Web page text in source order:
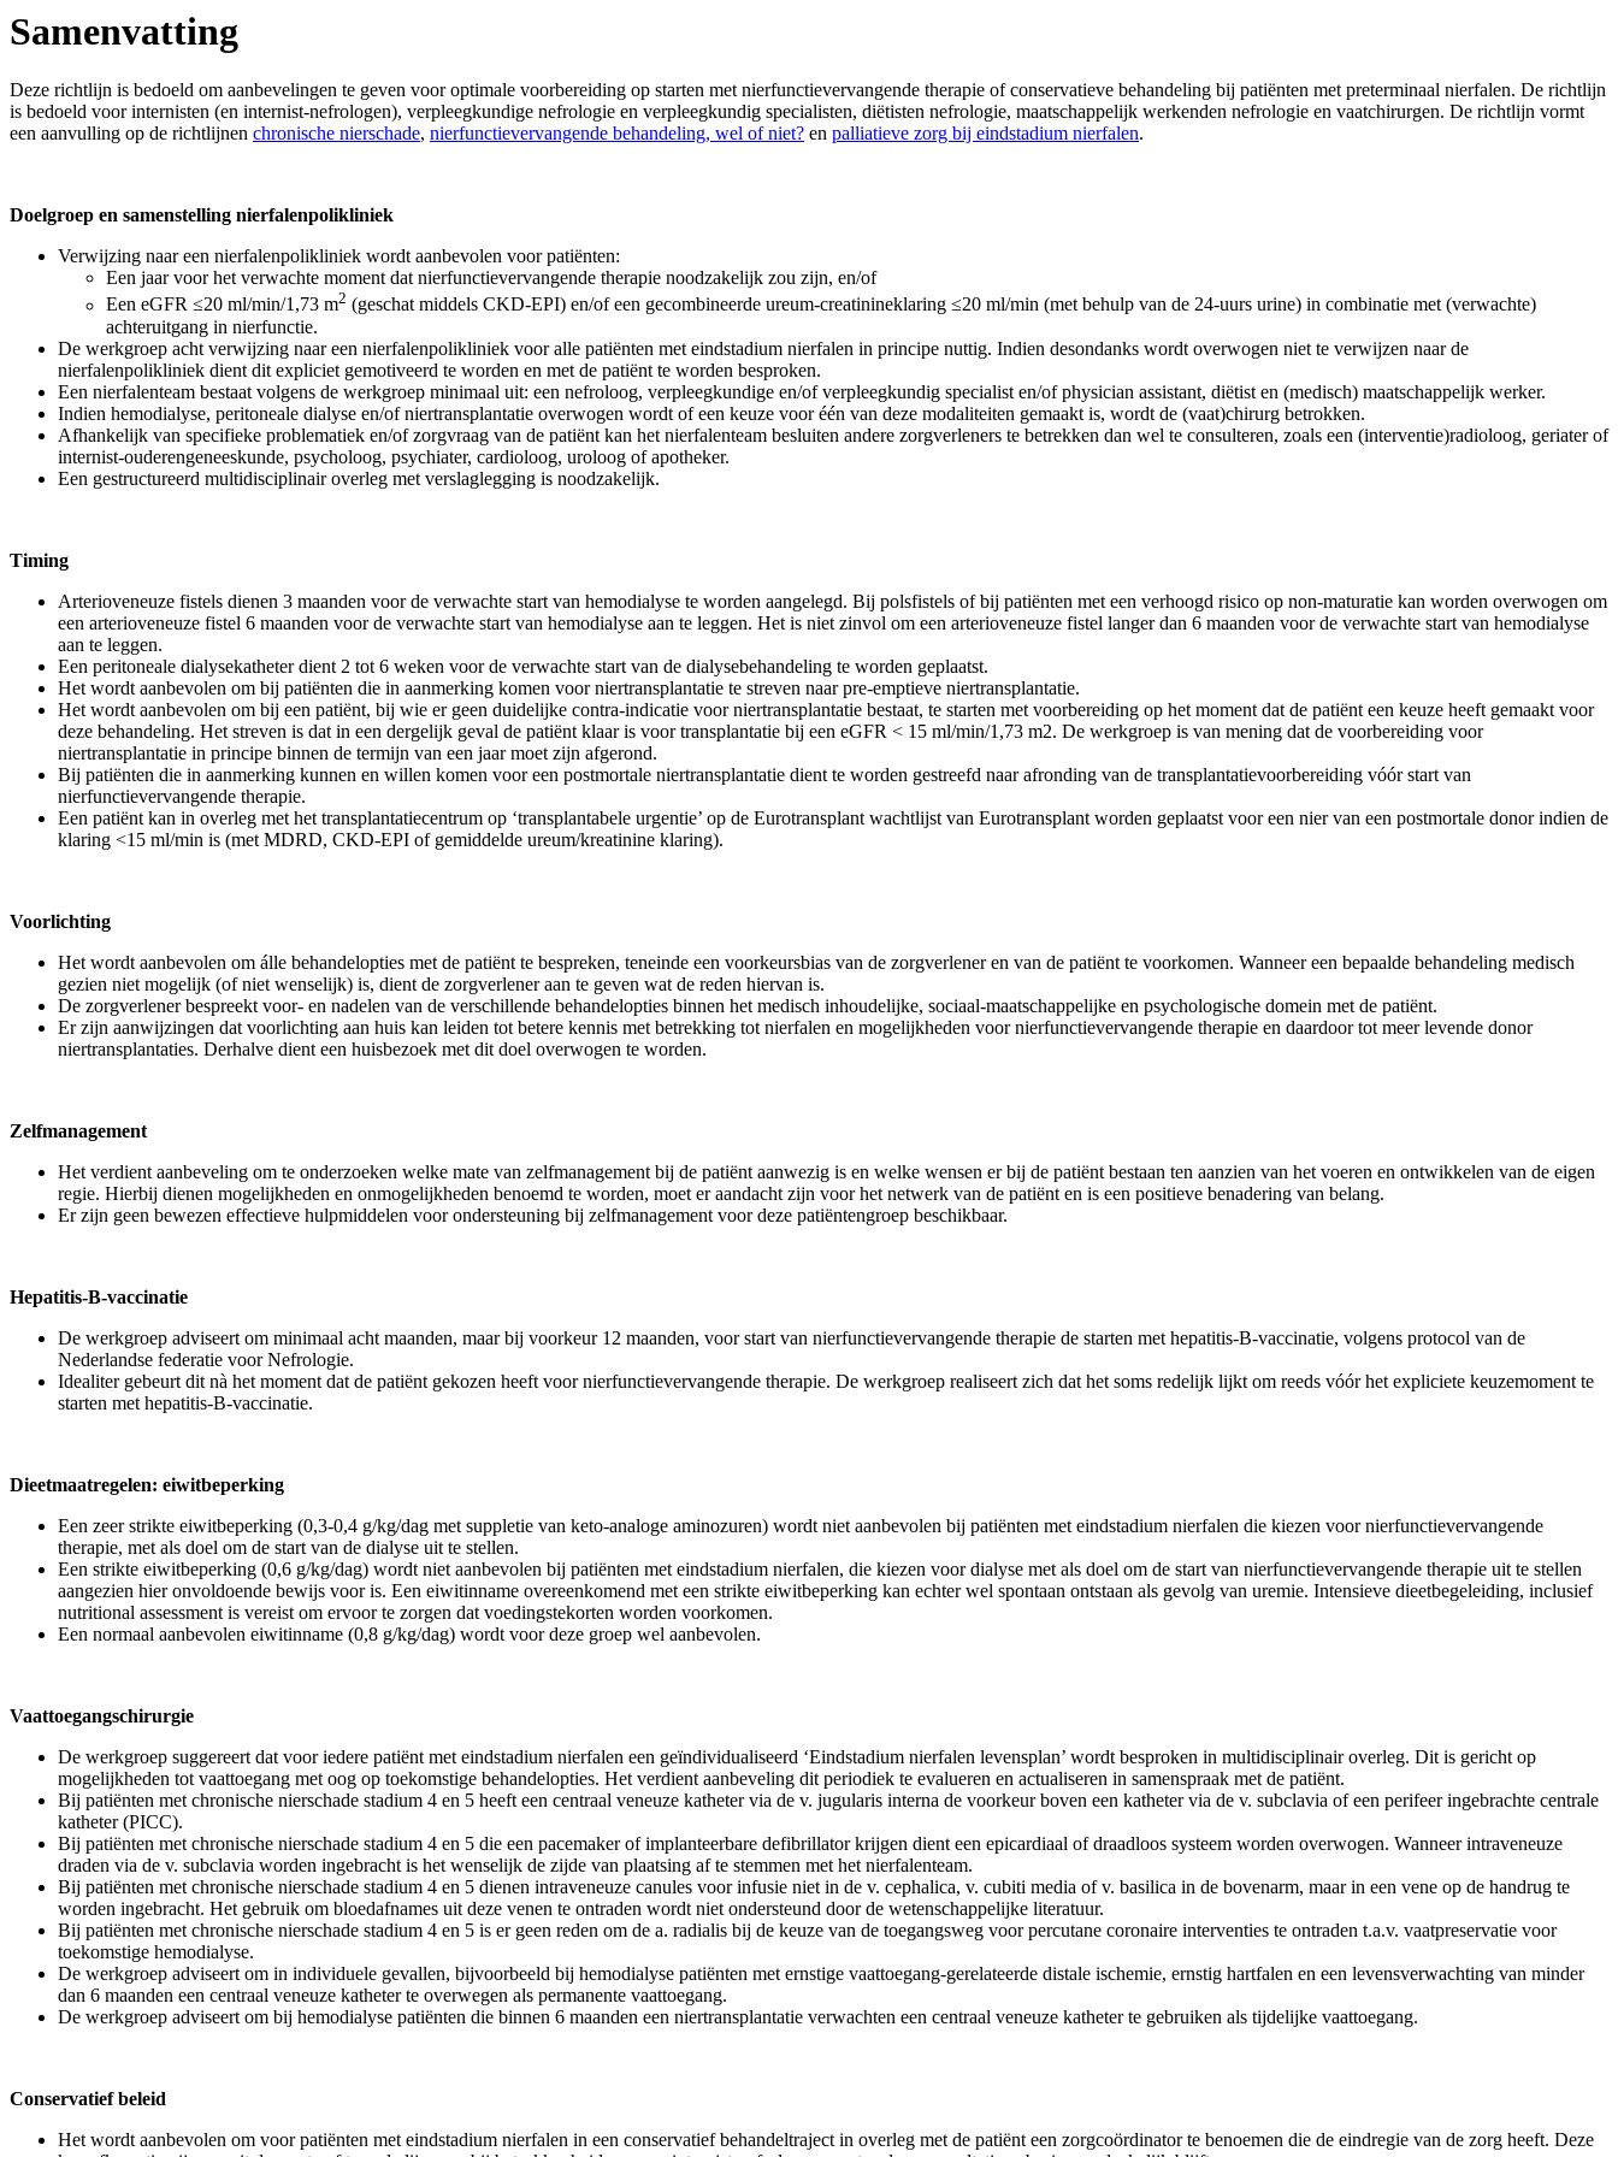
Samenvatting
Deze richtlijn is bedoeld om aanbevelingen te geven voor optimale voorbereiding op starten met nierfunctievervangende therapie of conservatieve behandeling bij patiënten met preterminaal nierfalen. De richtlijn
is bedoeld voor internisten (en internist-nefrologen), verpleegkundige nefrologie en verpleegkundig specialisten, diëtisten nefrologie, maatschappelijk werkenden nefrologie en vaatchirurgen. De richtlijn vormt
een aanvulling op de richtlijnen chronische nierschade, nierfunctievervangende behandeling, wel of niet? en palliatieve zorg bij eindstadium nierfalen.
Doelgroep en samenstelling nierfalenpolikliniek
Verwijzing naar een nierfalenpolikliniek wordt aanbevolen voor patiënten:
Een jaar voor het verwachte moment dat nierfunctievervangende therapie noodzakelijk zou zijn, en/of
Een eGFR ≤20 ml/min/1,73 m2 (geschat middels CKD-EPI) en/of een gecombineerde ureum-creatinineklaring ≤20 ml/min (met behulp van de 24-uurs urine) in combinatie met (verwachte)
achteruitgang in nierfunctie.
De werkgroep acht verwijzing naar een nierfalenpolikliniek voor alle patiënten met eindstadium nierfalen in principe nuttig. Indien desondanks wordt overwogen niet te verwijzen naar de
nierfalenpolikliniek dient dit expliciet gemotiveerd te worden en met de patiënt te worden besproken.
Een nierfalenteam bestaat volgens de werkgroep minimaal uit: een nefroloog, verpleegkundige en/of verpleegkundig specialist en/of physician assistant, diëtist en (medisch) maatschappelijk werker.
Indien hemodialyse, peritoneale dialyse en/of niertransplantatie overwogen wordt of een keuze voor één van deze modaliteiten gemaakt is, wordt de (vaat)chirurg betrokken.
Afhankelijk van specifieke problematiek en/of zorgvraag van de patiënt kan het nierfalenteam besluiten andere zorgverleners te betrekken dan wel te consulteren, zoals een (interventie)radioloog, geriater of
internist-ouderengeneeskunde, psycholoog, psychiater, cardioloog, uroloog of apotheker.
Een gestructureerd multidisciplinair overleg met verslaglegging is noodzakelijk.
Timing
Arterioveneuze fistels dienen 3 maanden voor de verwachte start van hemodialyse te worden aangelegd. Bij polsfistels of bij patiënten met een verhoogd risico op non-maturatie kan worden overwogen om
een arterioveneuze fistel 6 maanden voor de verwachte start van hemodialyse aan te leggen. Het is niet zinvol om een arterioveneuze fistel langer dan 6 maanden voor de verwachte start van hemodialyse
aan te leggen.
Een peritoneale dialysekatheter dient 2 tot 6 weken voor de verwachte start van de dialysebehandeling te worden geplaatst.
Het wordt aanbevolen om bij patiënten die in aanmerking komen voor niertransplantatie te streven naar pre-emptieve niertransplantatie.
Het wordt aanbevolen om bij een patiënt, bij wie er geen duidelijke contra-indicatie voor niertransplantatie bestaat, te starten met voorbereiding op het moment dat de patiënt een keuze heeft gemaakt voor
deze behandeling. Het streven is dat in een dergelijk geval de patiënt klaar is voor transplantatie bij een eGFR < 15 ml/min/1,73 m2. De werkgroep is van mening dat de voorbereiding voor
niertransplantatie in principe binnen de termijn van een jaar moet zijn afgerond.
Bij patiënten die in aanmerking kunnen en willen komen voor een postmortale niertransplantatie dient te worden gestreefd naar afronding van de transplantatievoorbereiding vóór start van
nierfunctievervangende therapie.
Een patiënt kan in overleg met het transplantatiecentrum op ‘transplantabele urgentie’ op de Eurotransplant wachtlijst van Eurotransplant worden geplaatst voor een nier van een postmortale donor indien de
klaring <15 ml/min is (met MDRD, CKD-EPI of gemiddelde ureum/kreatinine klaring).
Voorlichting
Het wordt aanbevolen om álle behandelopties met de patiënt te bespreken, teneinde een voorkeursbias van de zorgverlener en van de patiënt te voorkomen. Wanneer een bepaalde behandeling medisch
gezien niet mogelijk (of niet wenselijk) is, dient de zorgverlener aan te geven wat de reden hiervan is.
De zorgverlener bespreekt voor- en nadelen van de verschillende behandelopties binnen het medisch inhoudelijke, sociaal-maatschappelijke en psychologische domein met de patiënt.
Er zijn aanwijzingen dat voorlichting aan huis kan leiden tot betere kennis met betrekking tot nierfalen en mogelijkheden voor nierfunctievervangende therapie en daardoor tot meer levende donor
niertransplantaties. Derhalve dient een huisbezoek met dit doel overwogen te worden.
Zelfmanagement
Het verdient aanbeveling om te onderzoeken welke mate van zelfmanagement bij de patiënt aanwezig is en welke wensen er bij de patiënt bestaan ten aanzien van het voeren en ontwikkelen van de eigen
regie. Hierbij dienen mogelijkheden en onmogelijkheden benoemd te worden, moet er aandacht zijn voor het netwerk van de patiënt en is een positieve benadering van belang.
Er zijn geen bewezen effectieve hulpmiddelen voor ondersteuning bij zelfmanagement voor deze patiëntengroep beschikbaar.
Hepatitis-B-vaccinatie
De werkgroep adviseert om minimaal acht maanden, maar bij voorkeur 12 maanden, voor start van nierfunctievervangende therapie de starten met hepatitis-B-vaccinatie, volgens protocol van de
Nederlandse federatie voor Nefrologie.
Idealiter gebeurt dit nà het moment dat de patiënt gekozen heeft voor nierfunctievervangende therapie. De werkgroep realiseert zich dat het soms redelijk lijkt om reeds vóór het expliciete keuzemoment te
starten met hepatitis-B-vaccinatie.
Dieetmaatregelen: eiwitbeperking
Een zeer strikte eiwitbeperking (0,3-0,4 g/kg/dag met suppletie van keto-analoge aminozuren) wordt niet aanbevolen bij patiënten met eindstadium nierfalen die kiezen voor nierfunctievervangende
therapie, met als doel om de start van de dialyse uit te stellen.
Een strikte eiwitbeperking (0,6 g/kg/dag) wordt niet aanbevolen bij patiënten met eindstadium nierfalen, die kiezen voor dialyse met als doel om de start van nierfunctievervangende therapie uit te stellen
aangezien hier onvoldoende bewijs voor is. Een eiwitinname overeenkomend met een strikte eiwitbeperking kan echter wel spontaan ontstaan als gevolg van uremie. Intensieve dieetbegeleiding, inclusief
nutritional assessment is vereist om ervoor te zorgen dat voedingstekorten worden voorkomen.
Een normaal aanbevolen eiwitinname (0,8 g/kg/dag) wordt voor deze groep wel aanbevolen.
Vaattoegangschirurgie
De werkgroep suggereert dat voor iedere patiënt met eindstadium nierfalen een geïndividualiseerd ‘Eindstadium nierfalen levensplan’ wordt besproken in multidisciplinair overleg. Dit is gericht op
mogelijkheden tot vaattoegang met oog op toekomstige behandelopties. Het verdient aanbeveling dit periodiek te evalueren en actualiseren in samenspraak met de patiënt.
Bij patiënten met chronische nierschade stadium 4 en 5 heeft een centraal veneuze katheter via de v. jugularis interna de voorkeur boven een katheter via de v. subclavia of een perifeer ingebrachte centrale
katheter (PICC).
Bij patiënten met chronische nierschade stadium 4 en 5 die een pacemaker of implanteerbare defibrillator krijgen dient een epicardiaal of draadloos systeem worden overwogen. Wanneer intraveneuze
draden via de v. subclavia worden ingebracht is het wenselijk de zijde van plaatsing af te stemmen met het nierfalenteam.
Bij patiënten met chronische nierschade stadium 4 en 5 dienen intraveneuze canules voor infusie niet in de v. cephalica, v. cubiti media of v. basilica in de bovenarm, maar in een vene op de handrug te
worden ingebracht. Het gebruik om bloedafnames uit deze venen te ontraden wordt niet ondersteund door de wetenschappelijke literatuur.
Bij patiënten met chronische nierschade stadium 4 en 5 is er geen reden om de a. radialis bij de keuze van de toegangsweg voor percutane coronaire interventies te ontraden t.a.v. vaatpreservatie voor
toekomstige hemodialyse.
De werkgroep adviseert om in individuele gevallen, bijvoorbeeld bij hemodialyse patiënten met ernstige vaattoegang-gerelateerde distale ischemie, ernstig hartfalen en een levensverwachting van minder
dan 6 maanden een centraal veneuze katheter te overwegen als permanente vaattoegang.
De werkgroep adviseert om bij hemodialyse patiënten die binnen 6 maanden een niertransplantatie verwachten een centraal veneuze katheter te gebruiken als tijdelijke vaattoegang.
Conservatief beleid
Het wordt aanbevolen om voor patiënten met eindstadium nierfalen in een conservatief behandeltraject in overleg met de patiënt een zorgcoördinator te benoemen die de eindregie van de zorg heeft. Deze